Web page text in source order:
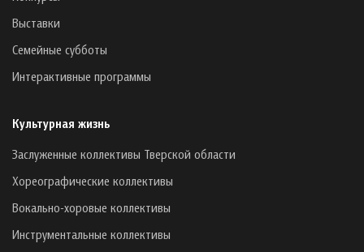
Выставки
Семейные субботы
Интерактивные программы
Культурная жизнь
Заслуженные коллективы Тверской области
Хореографические коллективы
Вокально-хоровые коллективы
Инструментальные коллективы